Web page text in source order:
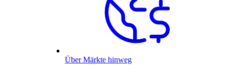
Über Märkte hinweg